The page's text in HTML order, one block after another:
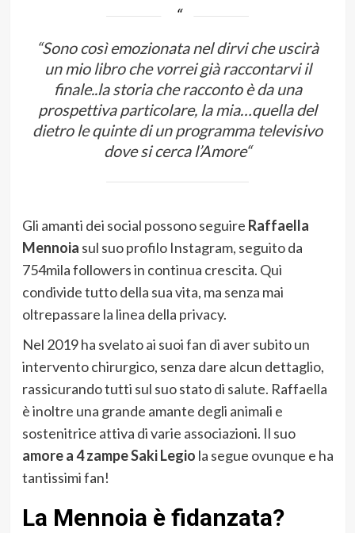
“Sono così emozionata nel dirvi che uscirà
un mio libro che vorrei già raccontarvi il
finale..la storia che racconto è da una
prospettiva particolare, la mia…quella del
dietro le quinte di un programma televisivo
dove si cerca l’Amore“
Gli amanti dei social possono seguire Raffaella
Mennoia sul suo profilo Instagram, seguito da
754mila followers in continua crescita. Qui
condivide tutto della sua vita, ma senza mai
oltrepassare la linea della privacy.
Nel 2019 ha svelato ai suoi fan di aver subito un
intervento chirurgico, senza dare alcun dettaglio,
rassicurando tutti sul suo stato di salute. Raffaella
è inoltre una grande amante degli animali e
sostenitrice attiva di varie associazioni. Il suo
amore a 4 zampe Saki Legio la segue ovunque e ha
tantissimi fan!
La Mennoia è fidanzata?